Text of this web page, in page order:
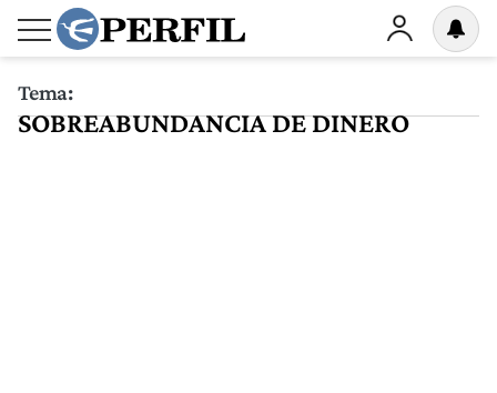
Tema:
SOBREABUNDANCIA DE DINERO